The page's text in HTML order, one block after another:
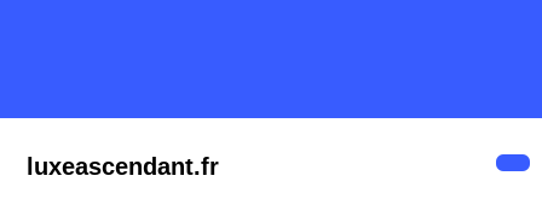
luxeascendant.fr